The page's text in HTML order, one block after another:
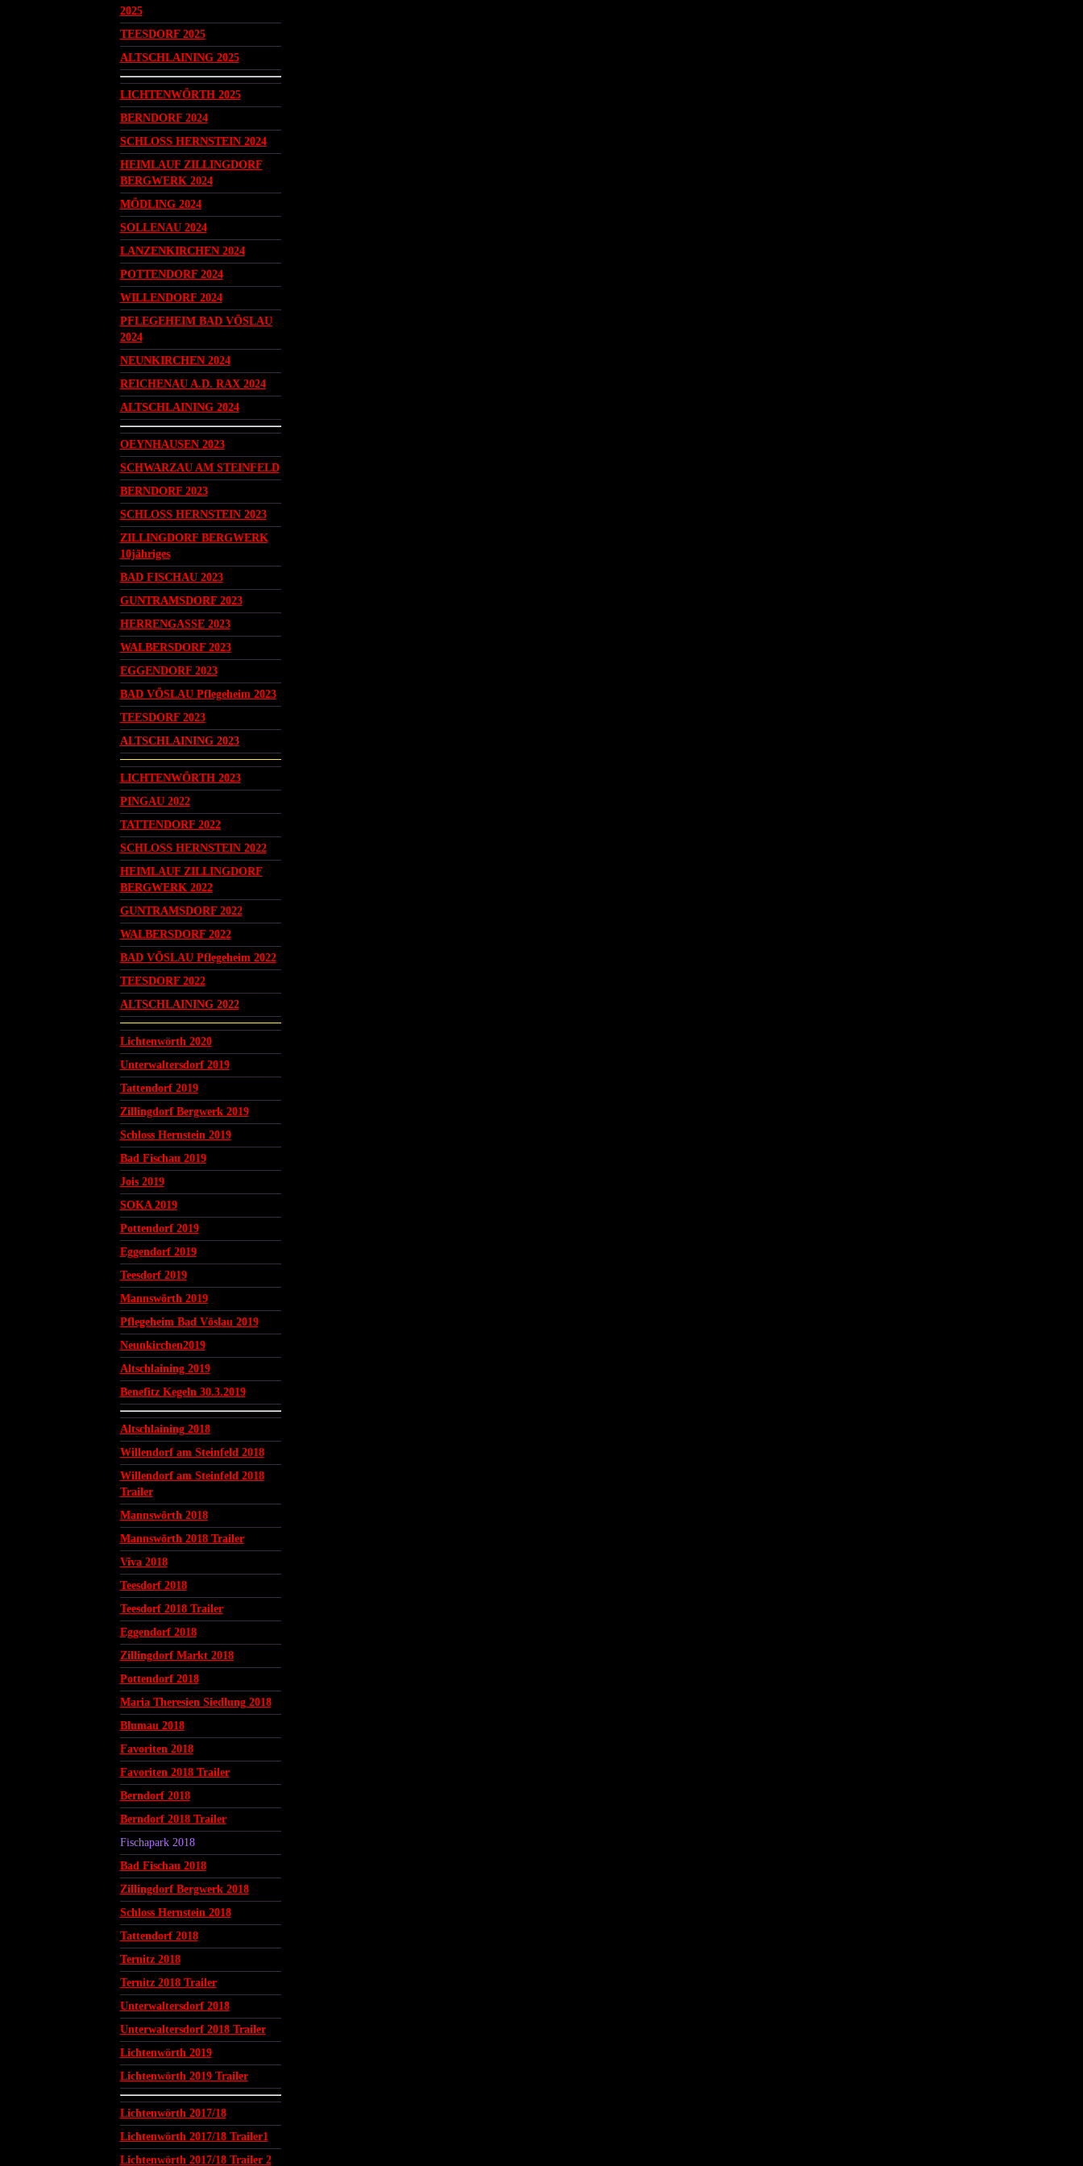
2025
TEESDORF 2025
ALTSCHLAINING 2025
LICHTENWÖRTH 2025
BERNDORF 2024
SCHLOSS HERNSTEIN 2024
HEIMLAUF ZILLINGDORF
BERGWERK 2024
MÖDLING 2024
SOLLENAU 2024
LANZENKIRCHEN 2024
POTTENDORF 2024
WILLENDORF 2024
PFLEGEHEIM BAD VÖSLAU
2024
NEUNKIRCHEN 2024
REICHENAU A.D. RAX 2024
ALTSCHLAINING 2024
OEYNHAUSEN 2023
SCHWARZAU AM STEINFELD
BERNDORF 2023
SCHLOSS HERNSTEIN 2023
ZILLINGDORF BERGWERK
10jähriges
BAD FISCHAU 2023
GUNTRAMSDORF 2023
HERRENGASSE 2023
WALBERSDORF 2023
EGGENDORF 2023
BAD VÖSLAU Pflegeheim 2023
TEESDORF 2023
ALTSCHLAINING 2023
LICHTENWÖRTH 2023
PINGAU 2022
TATTENDORF 2022
SCHLOSS HERNSTEIN 2022
HEIMLAUF ZILLINGDORF
BERGWERK 2022
GUNTRAMSDORF 2022
WALBERSDORF 2022
BAD VÖSLAU Pflegeheim 2022
TEESDORF 2022
ALTSCHLAINING 2022
Lichtenwörth 2020
Unterwaltersdorf 2019
Tattendorf 2019
Zillingdorf Bergwerk 2019
Schloss Hernstein 2019
Bad Fischau 2019
Jois 2019
SOKA 2019
Pottendorf 2019
Eggendorf 2019
Teesdorf 2019
Mannswörth 2019
Pflegeheim Bad Vöslau 2019
Neunkirchen2019
Altschlaining 2019
Benefitz Kegeln 30.3.2019
Altschlaining 2018
Willendorf am Steinfeld 2018
Willendorf am Steinfeld 2018
Trailer
Mannswörth 2018
Mannswörth 2018 Trailer
Viva 2018
Teesdorf 2018
Teesdorf 2018 Trailer
Eggendorf 2018
Zillingdorf Markt 2018
Pottendorf 2018
Maria Theresien Siedlung 2018
Blumau 2018
Favoriten 2018
Favoriten 2018 Trailer
Berndorf 2018
Berndorf 2018 Trailer
Fischapark 2018
Bad Fischau 2018
Zillingdorf Bergwerk 2018
Schloss Hernstein 2018
Tattendorf 2018
Ternitz 2018
Ternitz 2018 Trailer
Unterwaltersdorf 2018
Unterwaltersdorf 2018 Trailer
Lichtenwörth 2019
Lichtenwörth 2019 Trailer
Lichtenwörth 2017/18
Lichtenwörth 2017/18 Trailer1
Lichtenwörth 2017/18 Trailer 2